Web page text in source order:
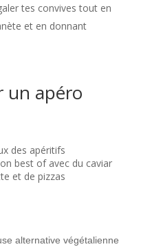
tes convives tout en
et en donnant
un apéro
des apéritifs
best of avec du caviar
et de pizzas
alternative végétalienne